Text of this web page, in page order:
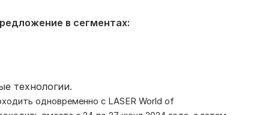
в сегментах:
технологии.
одновременно с LASER World of